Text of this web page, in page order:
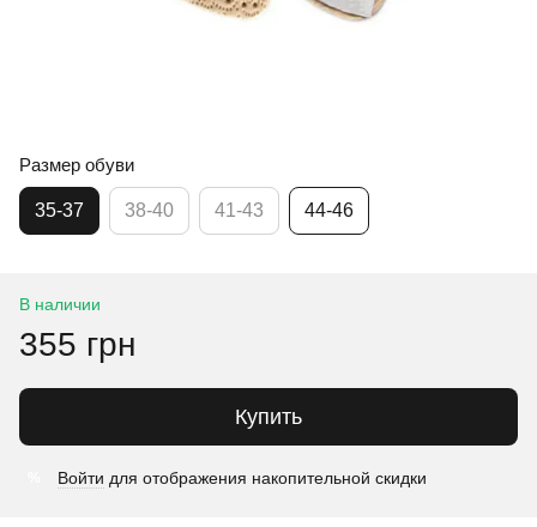
Размер обуви
35-37 38-40 41-43 44-46
В наличии
355 грн
Купить
Войти для отображения накопительной скидки